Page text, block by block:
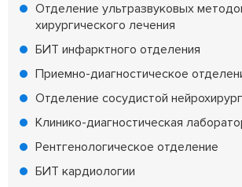
Отделение ультразвуковых
хирургического лечения
БИТ инфарктного отделения
Приемно-диагностическое
Отделение сосудистой
Клинико-диагностическая
Рентгенологическое отделение
БИТ кардиологии